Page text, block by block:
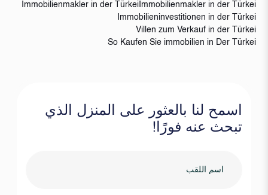
Immobilienmakler in der Türkei
Immobilienmakler in der Türkei
Immobilieninvestitionen in der Türkei
Villen zum Verkauf in der Türkei
So Kaufen Sie immobilien in Der Türkei
اسمح لنا بالعثور على المنزل الذي
تبحث عنه فورًا!